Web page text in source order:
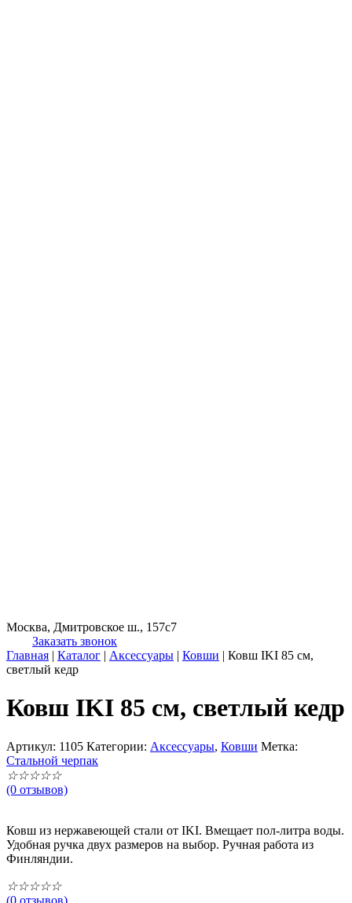
Москва, Дмитровское ш., 157с7
Заказать звонок
Главная | Каталог | Аксессуары | Ковши | Ковш IKI 85 см,
светлый кедр
Ковш IKI 85 см, светлый кедр
Артикул: 1105 Категории: Аксессуары, Ковши Метка:
Стальной черпак
☆☆☆☆☆
(0 отзывов)
Ковш из нержавеющей стали от IKI. Вмещает пол-литра воды.
Удобная ручка двух размеров на выбор. Ручная работа из
Финляндии.
☆☆☆☆☆
(0 отзывов)